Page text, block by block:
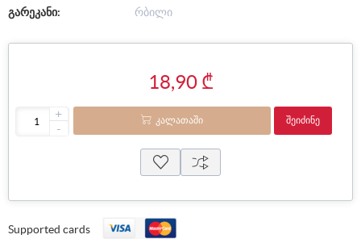
გარეკანი:
რბილი
18,90 ₾
+
-
ᲙᲐᲚᲐᲗᲐᲨᲘ ᲨᲔᲘᲫᲘᲜᲔ
Supported cards